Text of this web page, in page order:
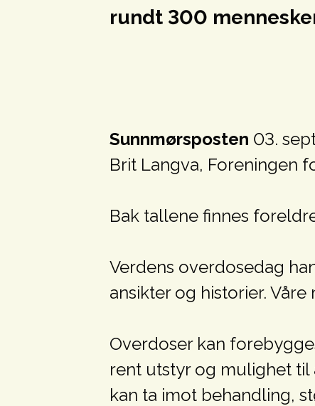
rundt 300
Sunnmørsposten 03.
Brit Langva, Foreningen
Bak tallene finnes
Verdens overdosedag
ansikter og historier.
Overdoser kan
rent utstyr og mulighet
kan ta imot behandling,